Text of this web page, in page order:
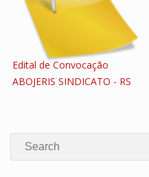
Edital de Convocação
ABOJERIS SINDICATO - RS
Search